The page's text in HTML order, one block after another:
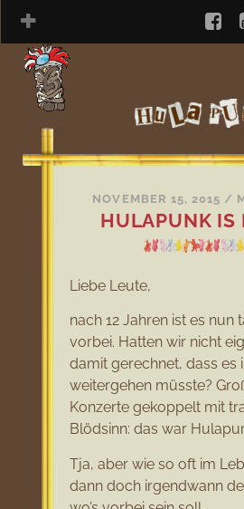
NOVEMBER 15, 2015 /
HULAPUNK IS
Liebe Leute,
nach 12 Jahren ist es nun
vorbei. Hatten wir nicht
damit gerechnet, dass es
weitergehen müsste?
Konzerte gekoppelt mit
Blödsinn: das war
Tja, aber wie so oft im
dann doch irgendwann